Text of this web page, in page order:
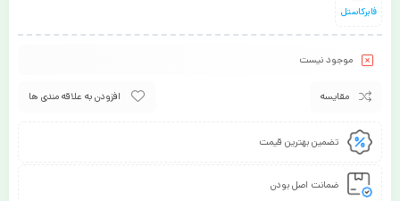
فابرکاستل
موجود نیست
مقایسه افزودن به علاقه مندی ها
تضمین بهترین قیمت
ضمانت اصل بودن